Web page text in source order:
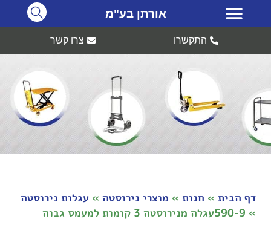
אורתן בע"מ
התקשרו צרו קשר
דף הבית » חנות » מוצרי נירוסטה » עגלות נירוסטה
» 590-9עגלה מנירוסטה 3 קומות למעמס גבוה